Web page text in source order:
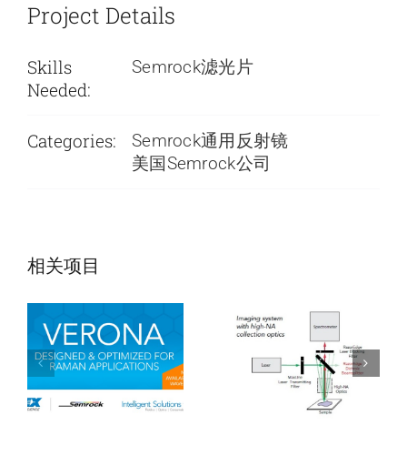
Project Details
Skills
Needed:
Semrock滤光片
Categories:
Semrock通用反射镜
美国Semrock公司
相关项目
Verona拉曼滤光